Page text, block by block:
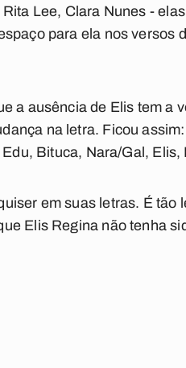
Lee, Clara Nunes -
para ela nos versos
a ausência de Elis tem a
na letra. Ficou
Bituca, Nara/Gal, Elis,
em suas letras. É
Elis Regina não tenha